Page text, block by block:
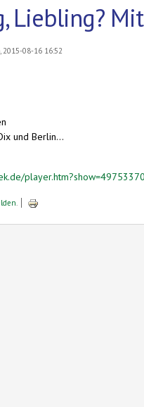
Liebling?
2015-08-16 16:52
und Berlin...
.